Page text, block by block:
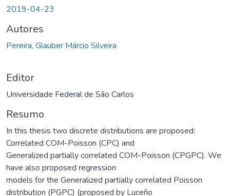
2019-04-23
Autores
Pereira, Glauber Márcio Silveira
Editor
Universidade Federal de São Carlos
Resumo
In this thesis two discrete distributions are proposed:
Correlated COM-Poisson (CPC) and
Generalized partially correlated COM-Poisson (CPGPC). We
have also proposed regression
models for the Generalized partially correlated Poisson
distribution (PGPC) (proposed by Luceño